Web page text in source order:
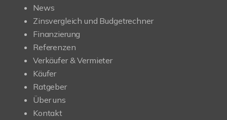
News
Zinsvergleich und Budgetrechner
Finanzierung
Referenzen
Verkäufer & Vermieter
Käufer
Ratgeber
Über uns
Kontakt